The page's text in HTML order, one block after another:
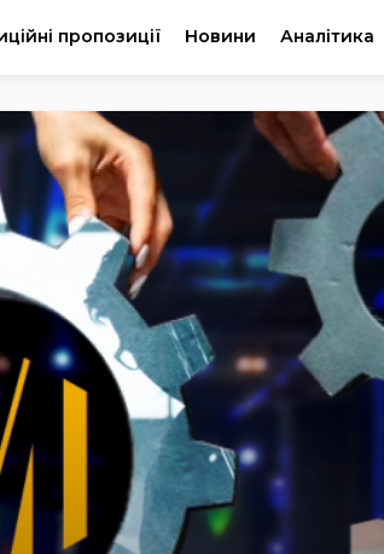
пропозиції Новини Аналітика